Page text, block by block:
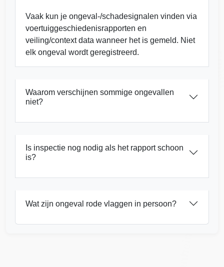
Manheim
Copart
Manheim
Autocheck
ManheimAutocheck
Autocheck
IAAI
Vaak kun je ongeval-/schadesignalen vinden via
voertuiggeschiedenisrapporten en
veiling/context data wanneer het is gemeld. Niet
elk ongeval wordt geregistreerd.
Waarom verschijnen sommige ongevallen
niet?
Is inspectie nog nodig als het rapport schoon
is?
Wat zijn ongeval rode vlaggen in persoon?